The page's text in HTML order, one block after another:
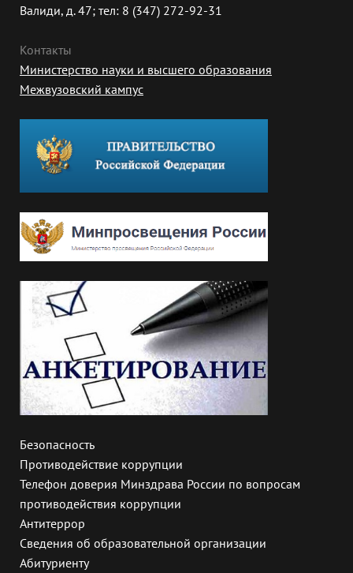
Валиди, д. 47; тел: 8 (347) 272-92-31
Контакты
Министерство науки и высшего образования
Межвузовский кампус
Безопасность
Противодействие коррупции
Телефон доверия Минздрава России по вопросам
противодействия коррупции
Антитеррор
Сведения об образовательной организации
Абитуриенту